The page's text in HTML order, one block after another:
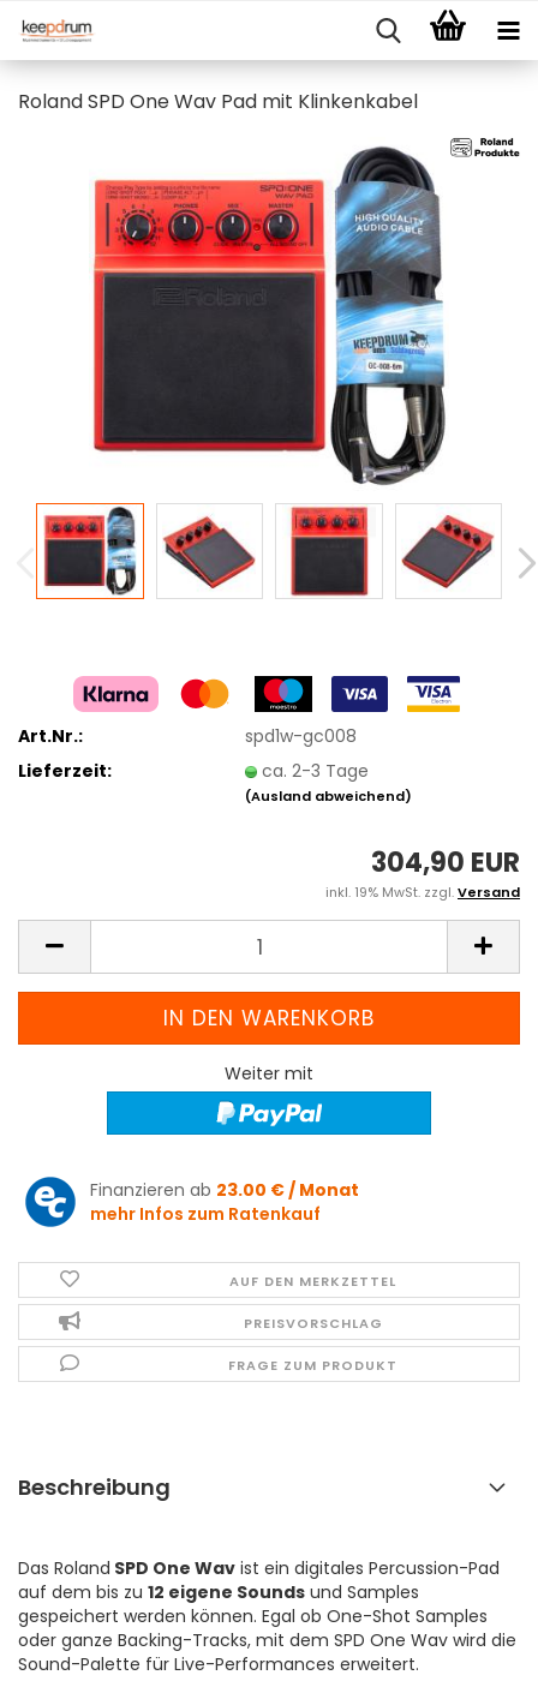
Roland SPD One Wav Pad mit Klinkenkabel
Art.Nr.:
spd1w-gc008
Lieferzeit:
ca. 2-3 Tage
(Ausland abweichend)
304,90 EUR
inkl. 19% MwSt. zzgl.Versand
Weiter mit
Finanzieren ab 23.00 € / Monat
mehr Infos zum Ratenkauf
AUF DEN MERKZETTEL
PREISVORSCHLAG
FRAGE ZUM PRODUKT
Beschreibung
Das Roland SPD One Wav ist ein digitales Percussion-Pad
auf dem bis zu 12 eigene Sounds und Samples
gespeichert werden können. Egal ob One-Shot Samples
oder ganze Backing-Tracks, mit dem SPD One Wav wird die
Sound-Palette für Live-Performances erweitert.